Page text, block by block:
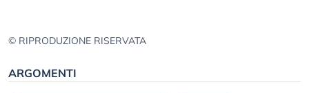
© RIPRODUZIONE RISERVATA
ARGOMENTI